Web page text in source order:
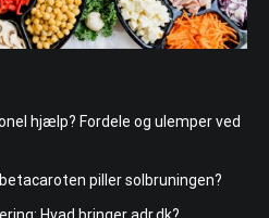
hjælp? Fordele og ulemper ved
piller solbruningen?
Hvad bringer adr.dk?